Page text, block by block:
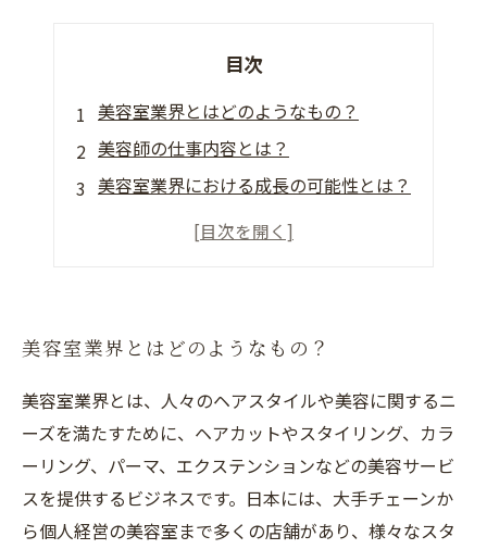
目次
美容室業界とはどのようなもの？
美容師の仕事内容とは？
美容室業界における成長の可能性とは？
美容室業界の魅力を探ってみよう！
美容室業界とはどのようなもの？
美容室業界とは、人々のヘアスタイルや美容に関するニ
ーズを満たすために、ヘアカットやスタイリング、カラ
ーリング、パーマ、エクステンションなどの美容サービ
スを提供するビジネスです。日本には、大手チェーンか
ら個人経営の美容室まで多くの店舗があり、様々なスタ